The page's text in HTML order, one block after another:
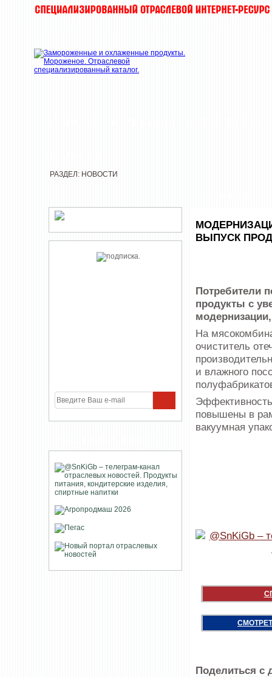
РАЗДЕЛ: НОВОСТИ
ВЫПУСК
Потребители
продукты с
На
очиститель
и влажного
повышены в
вакуумная
Поделиться с